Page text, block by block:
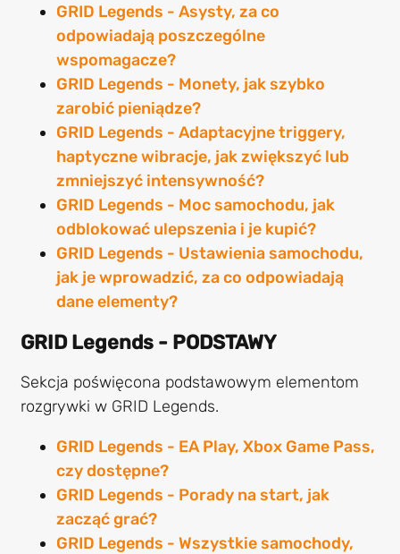
GRID Legends - Asysty, za co
odpowiadają poszczególne
wspomagacze?
GRID Legends - Monety, jak szybko
zarobić pieniądze?
GRID Legends - Adaptacyjne triggery,
haptyczne wibracje, jak zwiększyć lub
zmniejszyć intensywność?
GRID Legends - Moc samochodu, jak
odblokować ulepszenia i je kupić?
GRID Legends - Ustawienia samochodu,
jak je wprowadzić, za co odpowiadają
dane elementy?
GRID Legends - PODSTAWY
Sekcja poświęcona podstawowym elementom
rozgrywki w GRID Legends.
GRID Legends - EA Play, Xbox Game Pass,
czy dostępne?
GRID Legends - Porady na start, jak
zacząć grać?
GRID Legends - Wszystkie samochody,